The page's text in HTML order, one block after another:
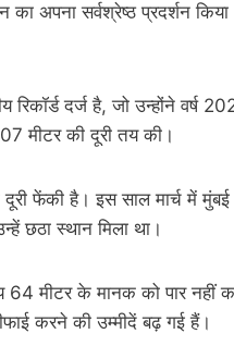
अपना सर्वश्रेष्ठ प्रदर्शन
दर्ज है, जो उन्होंने वर्ष
मीटर की दूरी तय की।
फेंकी है। इस साल मार्च में
छठा स्थान मिला था।
64 मीटर के मानक को पार नहीं
करने की उम्मीदें बढ़ गई हैं।